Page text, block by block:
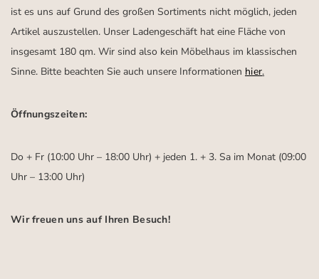
ist es uns auf Grund des großen Sortiments nicht möglich, jeden
Artikel auszustellen. Unser Ladengeschäft hat eine Fläche von
insgesamt 180 qm. Wir sind also kein Möbelhaus im klassischen
Sinne. Bitte beachten Sie auch unsere Informationen hier.
Öffnungszeiten:
Do + Fr (10:00 Uhr – 18:00 Uhr) + jeden 1. + 3. Sa im Monat (09:00
Uhr – 13:00 Uhr)
Wir freuen uns auf Ihren Besuch!